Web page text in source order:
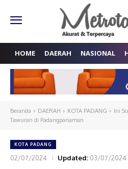
HOME DAERAH NASIONAL
Beranda DAERAH KOTA PADANG
Ini
Tawuran di Padangpariaman
KOTA PADANG
02/07/2024 Updated: 03/07/2024